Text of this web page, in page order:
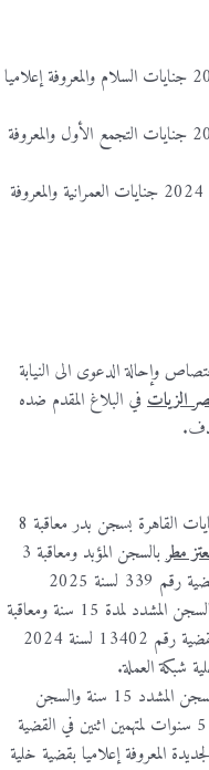
29 متهم في القضية رقم 557 لسنة 2025 جنايات السلام والمعروفة إعلاميا
30 متهم في القضية رقم 576 لسنة 2025 جنايات التجمع الأول والمعروفة
49 متهما، في القضية رقم 14409 لسنة 2024 جنايات العمرانية والمعروفة
وإحالة الدعوى الى النيابة
الزياتفي البلاغ المقدم ضده
قضت الدائرة الثانية إرهاب في محكمة جنايات القاهرة بسجن بدر معاقبة 8
مطر
بالسجن المؤبد ومعاقبة 3
قضت ذات الدائرة بمعاقبة متهمين اثنين بالسجن المشدد لمدة 15 سنة ومعاقبة
7 آخرين بالسجن المشدد 5 سنوات في القضية رقم 13402 لسنة 2024
شبكة العملة.
قضت ذات الدائرة بمعاقبة متهم واحد بالسجن المشدد 15 سنة والسجن
المشدد 10 سنوات لـ 3 متهمين، والمشدد 5 سنوات لمتهمين اثنين في القضية
مصر الجديدة المعروفة إعلاميا بقضية خلية